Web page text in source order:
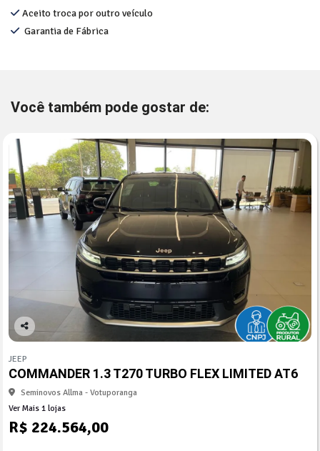
Aceito troca por outro veículo
Garantia de Fábrica
Você também pode gostar de:
Co
arti
lhe
JEEP
COMMANDER 1.3 T270 TURBO FLEX LIMITED AT6
Seminovos Allma - Votuporanga
Ver Mais 1 lojas
R$ 224.564,00